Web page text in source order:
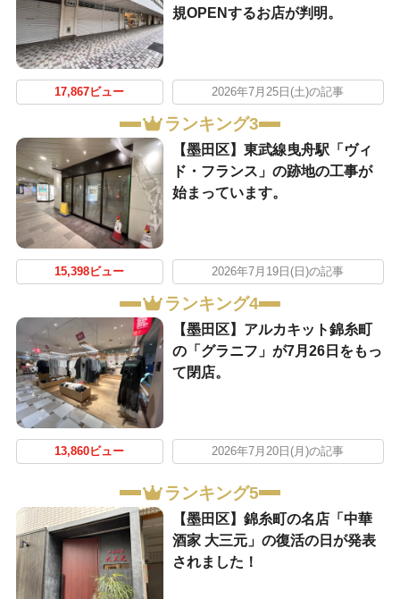
規OPENするお店が判明。
17,867ビュー 2026年7月25日(土)の記事
ランキング3
【墨田区】東武線曳舟駅「ヴィ
ド・フランス」の跡地の工事が
始まっています。
15,398ビュー 2026年7月19日(日)の記事
ランキング4
【墨田区】アルカキット錦糸町
の「グラニフ」が7月26日をもっ
て閉店。
13,860ビュー 2026年7月20日(月)の記事
ランキング5
【墨田区】錦糸町の名店「中華
酒家 大三元」の復活の日が発表
されました！